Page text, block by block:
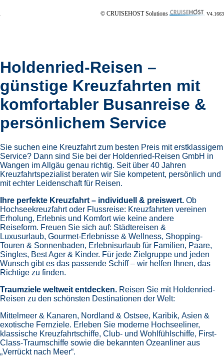
© CRUISEHOST Solutions V4.1663
Holdenried-Reisen –
günstige Kreuzfahrten mit
komfortabler Busanreise &
persönlichem Service
Sie suchen eine Kreuzfahrt zum besten Preis mit erstklassigem
Service? Dann sind Sie bei der Holdenried-Reisen GmbH in
Wangen im Allgäu genau richtig. Seit über 40 Jahren
Kreuzfahrtspezialist beraten wir Sie kompetent, persönlich und
mit echter Leidenschaft für Reisen.
Ihre perfekte Kreuzfahrt – individuell & preiswert. Ob
Hochseekreuzfahrt oder Flussreise: Kreuzfahrten vereinen
Erholung, Erlebnis und Komfort wie keine andere
Reiseform. Freuen Sie sich auf: Städtereisen &
Luxusurlaub, Gourmet-Erlebnisse & Wellness, Shopping-
Touren & Sonnenbaden, Erlebnisurlaub für Familien, Paare,
Singles, Best Ager & Kinder. Für jede Zielgruppe und jeden
Wunsch gibt es das passende Schiff – wir helfen Ihnen, das
Richtige zu finden.
Traumziele weltweit entdecken. Reisen Sie mit Holdenried-
Reisen zu den schönsten Destinationen der Welt:
Mittelmeer & Kanaren, Nordland & Ostsee, Karibik, Asien &
exotische Fernziele. Erleben Sie moderne Hochseeliner,
klassische Kreuzfahrtschiffe, Club- und Wohlfühlschiffe, First-
Class-Traumschiffe sowie die bekannten Ozeanliner aus
„Verrückt nach Meer“.